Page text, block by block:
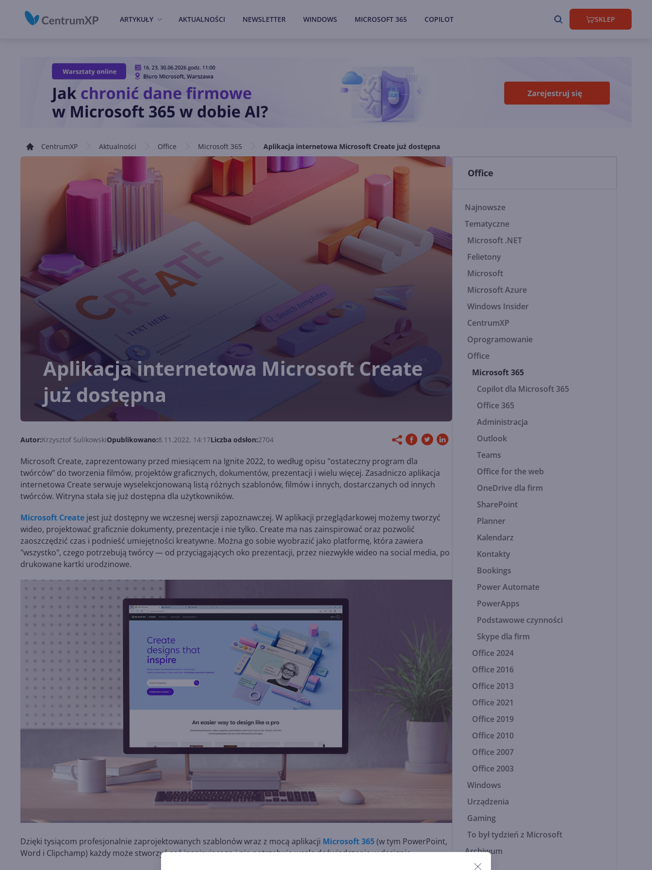
ARTYKUŁY AKTUALNOŚCI NEWSLETTER WINDOWS MICROSOFT 365 COPILOT SKLEP
CentrumXP Aktualności Office Microsoft 365 Aplikacja internetowa Microsoft Create już dostępna
Aplikacja internetowa Microsoft Create
już dostępna
Autor:Krzysztof SulikowskiOpublikowano:8.11.2022, 14:17Liczba odsłon:2704
Microsoft Create, zaprezentowany przed miesiącem na Ignite 2022, to według opisu "ostateczny program dla
twórców" do tworzenia filmów, projektów graficznych, dokumentów, prezentacji i wielu więcej. Zasadniczo aplikacja
internetowa Create serwuje wyselekcjonowaną listą różnych szablonów, filmów i innych, dostarczanych od innych
twórców. Witryna stała się już dostępna dla użytkowników.
Microsoft Create jest już dostępny we wczesnej wersji zapoznawczej. W aplikacji przeglądarkowej możemy tworzyć
wideo, projektować graficznie dokumenty, prezentacje i nie tylko. Create ma nas zainspirować oraz pozwolić
zaoszczędzić czas i podnieść umiejętności kreatywne. Można go sobie wyobrazić jako platformę, która zawiera
"wszystko", czego potrzebują twórcy — od przyciągających oko prezentacji, przez niezwykłe wideo na social media, po
drukowane kartki urodzinowe.
Dzięki tysiącom profesjonalnie zaprojektowanych szablonów wraz z mocą aplikacji Microsoft 365(w tym PowerPoint,
Word i Clipchamp) każdy może stworzyć coś inspirującego i nie potrzebuje wcale doświadczenia w designie.
Office
Najnowsze
Tematyczne
Microsoft .NET
Felietony
Microsoft
Microsoft Azure
Windows Insider
CentrumXP
Oprogramowanie
Office
Microsoft 365
Copilot dla Microsoft 365
Office 365
Administracja
Outlook
Teams
Office for the web
OneDrive dla firm
SharePoint
Planner
Kalendarz
Kontakty
Bookings
Power Automate
PowerApps
Podstawowe czynności
Skype dla firm
Office 2024
Office 2016
Office 2013
Office 2021
Office 2019
Office 2010
Office 2007
Office 2003
Windows
Urządzenia
Gaming
To był tydzień z Microsoft
Archiwum